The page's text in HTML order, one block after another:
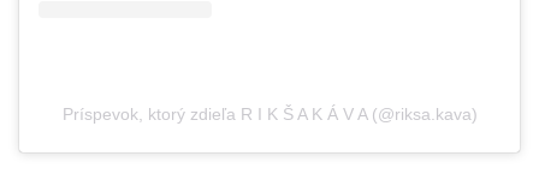
Príspevok, ktorý zdieľa R I K Š A K Á V A (@riksa.kava)